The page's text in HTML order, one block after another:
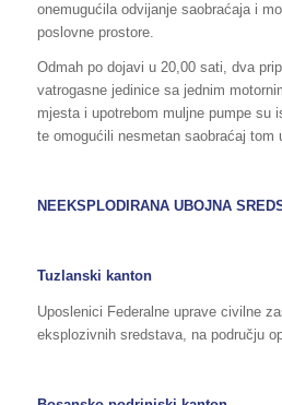
onemugućila odvijanje saobraćaja i
poslovne prostore.
Odmah po dojavi u 20,00 sati, dva
vatrogasne jedinice sa jednim
mjesta i upotrebom muljne pumpe su
te omogućili nesmetan saobraćaj tom
NEEKSPLODIRANA UBOJNA
Tuzlanski kanton
Uposlenici Federalne uprave civilne
eksplozivnih sredstava, na području